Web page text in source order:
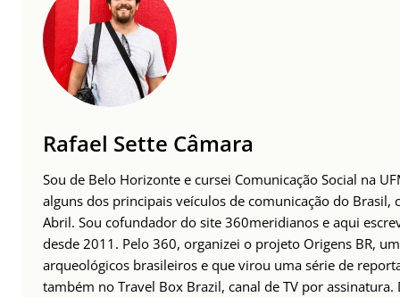
Rafael Sette Câmara
Sou de Belo Horizonte e cursei Comunicação Social na
alguns dos principais veículos de comunicação do Brasil,
Abril. Sou cofundador do site 360meridianos e aqui
desde 2011. Pelo 360, organizei o projeto Origens BR,
arqueológicos brasileiros e que virou uma série de
também no Travel Box Brazil, canal de TV por